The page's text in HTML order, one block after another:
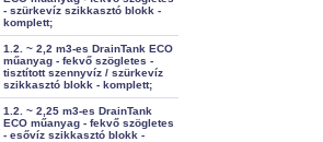
- szürkevíz szikkasztó blokk -
komplett;
1.2. ~ 2,2 m3-es DrainTank ECO
műanyag - fekvő szögletes -
tisztított szennyvíz / szürkevíz
szikkasztó blokk - komplett;
1.2. ~ 2,25 m3-es DrainTank
ECO műanyag - fekvő szögletes
- esővíz szikkasztó blokk -